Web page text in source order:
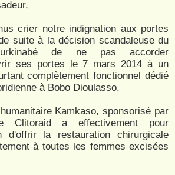
crier notre indignation aux portes
suite à la décision scandaleuse du
de ne pas accorder
ses portes le 7 mars 2014 à un
complètement fonctionnel dédié
à Bobo Dioulasso.
Kamkaso, sponsorisé par
Clitoraid​ a effectivement pour
d'offrir la restauration chirurgicale
à toutes les femmes excisées